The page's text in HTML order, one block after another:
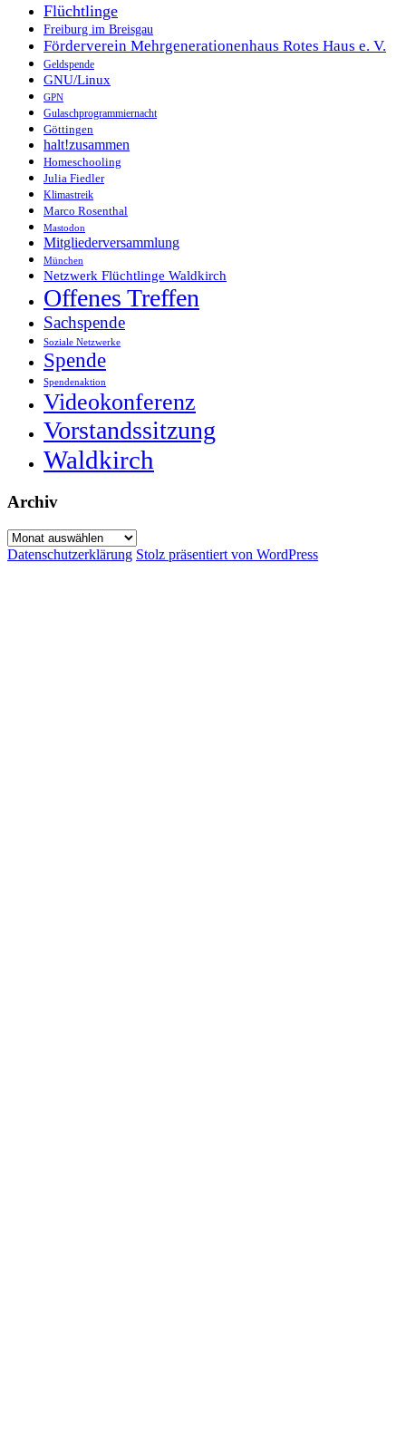
Flüchtlinge
Freiburg im Breisgau
Förderverein Mehrgenerationenhaus Rotes Haus e. V.
Geldspende
GNU/Linux
GPN
Gulaschprogrammiernacht
Göttingen
halt!zusammen
Homeschooling
Julia Fiedler
Klimastreik
Marco Rosenthal
Mastodon
Mitgliederversammlung
München
Netzwerk Flüchtlinge Waldkirch
Offenes Treffen
Sachspende
Soziale Netzwerke
Spende
Spendenaktion
Videokonferenz
Vorstandssitzung
Waldkirch
Archiv
Archiv
Datenschutzerklärung Stolz präsentiert von WordPress